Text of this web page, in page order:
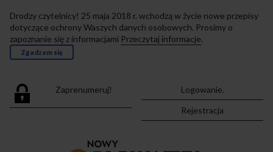
Drodzy czytelnicy! 25 maja 2018 r. wchodzą w życie nowe przepisy
dotyczące ochrony Waszych danych osobowych. Prosimy o
zapoznanie się z informacjami Przeczytaj informacje.
Zgadzam się
Zaprenumeruj!
Logowanie.
Rejestracja